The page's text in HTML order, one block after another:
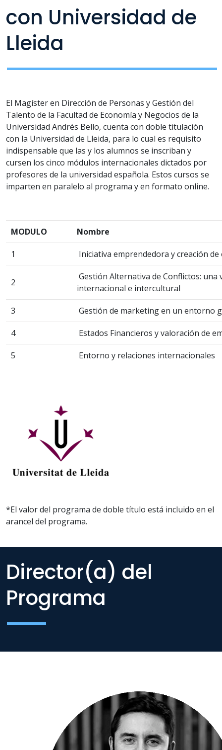
El Magíster en Dirección de Personas y Gestión del
Talento de la Facultad de Economía y Negocios de la
Universidad Andrés Bello, cuenta con doble titulación
con la Universidad de Lleida, para lo cual es requisito
indispensable que las y los alumnos se inscriban y
cursen los cinco módulos internacionales dictados por
profesores de la universidad española. Estos cursos se
imparten en paralelo al programa y en formato online.
MODULO Nombre
1 Iniciativa emprendedora y creación de
2
Gestión Alternativa de Conflictos: una
internacional e intercultural
3 Gestión de marketing en un entorno
4 Estados Financieros y valoración de
5 Entorno y relaciones internacionales
*El valor del programa de doble título está incluido en el
arancel del programa.
con Universidad de
Lleida
Director(a) del
Programa